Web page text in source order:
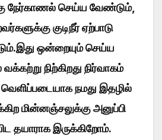
நேர்காணல் செய்ய வேண்டும்,
குடிநீர் ஏற்பாடு
ஒன்றையும் செய்ய
வக்கற்று நிற்கிறது நிர்வாகம்
நமது இதழில்
மின்னஞ்சலுக்கு அனுப்பி
தயாராக இருக்கிறோம்.